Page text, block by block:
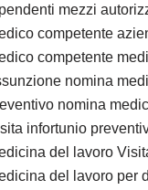
mezzi
competente
competente
nomina
nomina
infortunio
del lavoro
del lavoro per